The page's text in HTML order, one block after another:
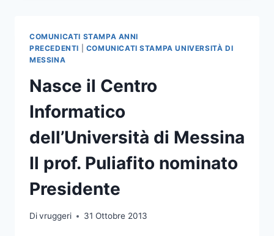
COMUNICATI STAMPA ANNI
PRECEDENTI
COMUNICATI STAMPA UNIVERSITÀ DI
MESSINA
Nasce il Centro
Informatico
dell’Università di Messina
Il prof. Puliafito nominato
Presidente
Divruggeri 31 Ottobre 2013